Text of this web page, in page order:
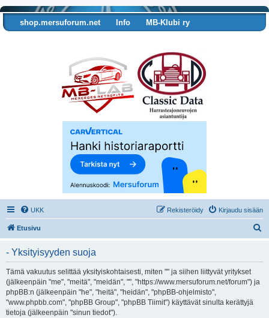
shop.mersuforum.net Info
MB-Klubi ry
UKK Kirjaudu sisään
Rekisteröidy
Etusivu
- Yksityisyyden suoja
Tämä vakuutus selittää yksityiskohtaisesti, miten "" ja siihen liittyvät yritykset
(jälkeenpäin "me", "meitä", "meidän", "", "https://www.mersuforum.net/forum") ja
phpBB:n (jälkeenpäin "he", "heitä", "heidän", "phpBB-ohjelmisto",
"www.phpbb.com", "phpBB Group", "phpBB Tiimit") käyttävät sinulta kerättyjä
tietoja (jälkeenpäin "sinun tiedot").